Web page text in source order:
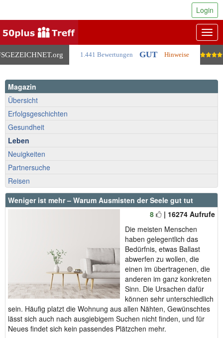
.org 1.441 Bewertungen GUT Hinweise
Login
Magazin
Übersicht
Erfolgsgeschichten
Gesundheit
Leben
Neuigkeiten
Partnersuche
Reisen
Weniger ist mehr – Warum Ausmisten der Seele gut tut
8
| 16274 Aufrufe
Die meisten Menschen
haben gelegentlich das
Bedürfnis, etwas Ballast
abwerfen zu wollen, die
einen im übertragenen, die
anderen im ganz konkreten
Sinn. Die Ursachen dafür
können sehr unterschiedlich
sein. Häufig platzt die Wohnung aus allen Nähten, Gewünschtes
lässt sich auch nach ausgiebigem Suchen nicht finden, und für
Neues findet sich kein passendes Plätzchen mehr.